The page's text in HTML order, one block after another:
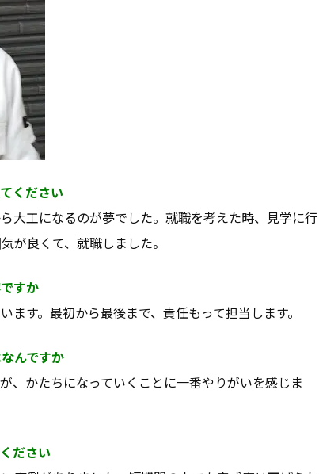
ください
大工になるのが夢でした。就職を考えた時、見学に行
が良くて、就職しました。
すか
す。最初から最後まで、責任もって担当します。
んですか
、かたちになっていくことに一番やりがいを感じま
ださい